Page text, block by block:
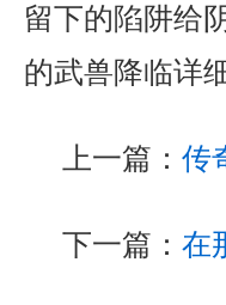
留下的陷阱给
的武兽降临详
上一篇： 传
下一篇： 在